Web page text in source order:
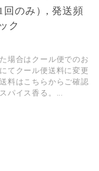
回のみ）, 発送頻
ク
場合はクール便でのお
てクール便送料に変更
料はこちらからご確認
パイス香る。...